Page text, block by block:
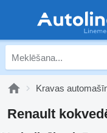
Kravas
Renault